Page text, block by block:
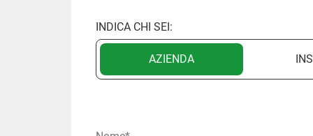
INDICA CHI SEI:
AZIENDA